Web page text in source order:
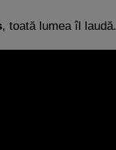
, toată lumea îl laudă.